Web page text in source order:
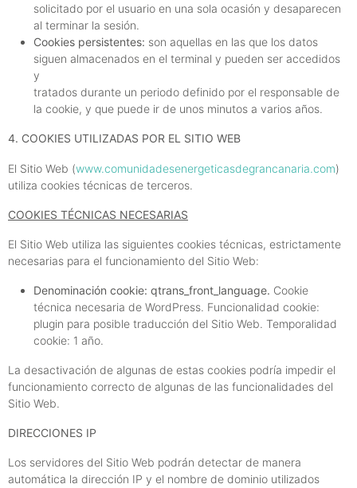
solicitado por el usuario en una sola ocasión y desaparecen
al terminar la sesión.
Cookies persistentes: son aquellas en las que los datos
siguen almacenados en el terminal y pueden ser accedidos
y
tratados durante un periodo definido por el responsable de
la cookie, y que puede ir de unos minutos a varios años.
4. COOKIES UTILIZADAS POR EL SITIO WEB
El Sitio Web (www.comunidadesenergeticasdegrancanaria.com)
utiliza cookies técnicas de terceros.
COOKIES TÉCNICAS NECESARIAS
El Sitio Web utiliza las siguientes cookies técnicas, estrictamente
necesarias para el funcionamiento del Sitio Web:
Denominación cookie: qtrans_front_language. Cookie
técnica necesaria de WordPress. Funcionalidad cookie:
plugin para posible traducción del Sitio Web. Temporalidad
cookie: 1 año.
La desactivación de algunas de estas cookies podría impedir el
funcionamiento correcto de algunas de las funcionalidades del
Sitio Web.
DIRECCIONES IP
Los servidores del Sitio Web podrán detectar de manera
automática la dirección IP y el nombre de dominio utilizados